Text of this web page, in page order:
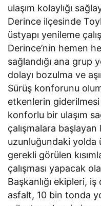
ulaşım kolaylığı
Derince ilçesinde
üstyapı yenileme
Derince’nin hemen
sağlandığı ana grup
dolayı bozulma ve
Sürüş konforunu
etkenlerin
konforlu bir ulaşım
çalışmalara
uzunluğundaki yolda
gerekli görülen
çalışması yapacak
Başkanlığı ekipleri,
asfalt, 10 bin tonda